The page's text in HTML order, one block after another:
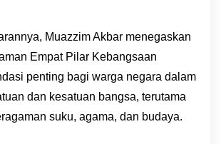
Muazzim Akbar menegaskan
Empat Pilar Kebangsaan
penting bagi warga negara dalam
dan kesatuan bangsa, terutama
suku, agama, dan budaya.